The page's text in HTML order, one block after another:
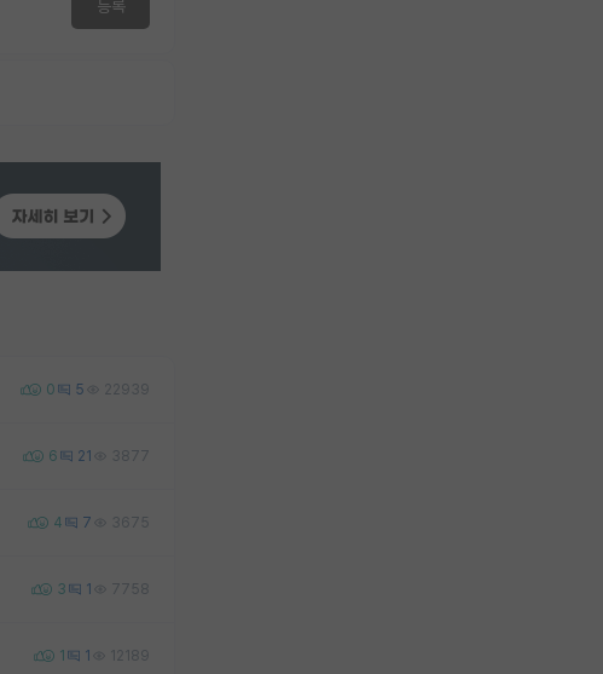
등록
0 5 22939
6 21 3877
4 7 3675
3 1 7758
1 1 12189